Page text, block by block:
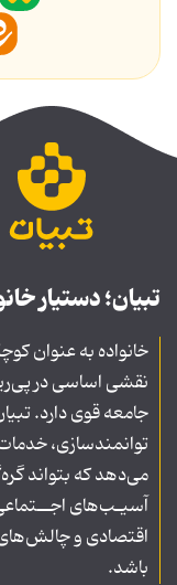
تبیان؛ دستیار
خانواده به عنوان
نقشی اساسی در
جامعه قوی دارد.
توانمندسازی، خدمات
می‌دهد که بتواند
آسیـب‌های
اقتصادی و
باشد.